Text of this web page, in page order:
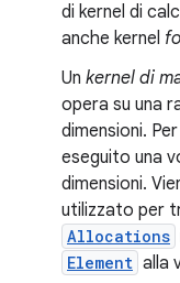
di kernel di
anche kernel
Un kernel di
opera su una
dimensioni.
eseguito una
dimensioni.
utilizzato per
Allocations
Element alla